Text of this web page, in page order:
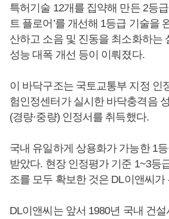
특허기술 12개를 집약해 만든 2등
트 플로어’를 개선해 1등급 기술을
산하고 소음 및 진동을 최소화하는
성능 대폭 개선 등이 이뤄졌다.
이 바닥구조는 국토교통부 지정 인
험인정센터가 실시한 바닥충격음
(경량·중량) 인정서를 취득했다.
국내 유일하게 상용화가 가능한 1
받았다. 현장 인정평가 기준 1~3등
조를 모두 확보한 것은 DL이앤씨가
DL이앤씨는 앞서 1980년 국내 건